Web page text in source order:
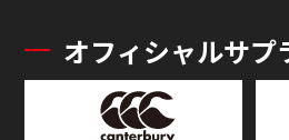
オフィシャルサプ